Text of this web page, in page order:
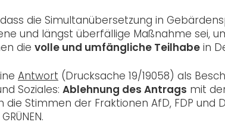
die Simultanübersetzung in
und längst überfällige Maßnahme sei,
die volle und umfängliche Teilhabe in
Antwort (Drucksache 19/19058) als
Soziales: Ablehnung des Antrags mit
die Stimmen der Fraktionen AfD, FDP und